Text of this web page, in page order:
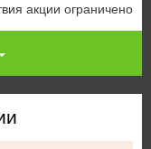
акции ограничено